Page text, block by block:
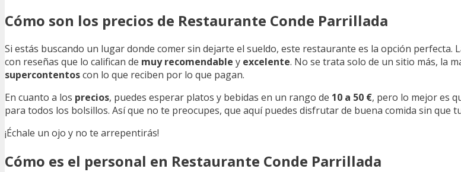
Cómo son los precios de Restaurante Conde Parrillada
Si estás buscando un lugar donde comer sin dejarte el sueldo, este restaurante es la opción perfecta.
con reseñas que lo califican de muy recomendable y excelente. No se trata solo de un sitio más, la
supercontentoscon lo que reciben por lo que pagan.
En cuanto a los precios, puedes esperar platos y bebidas en un rango de 10 a 50 €, pero lo mejor es
para todos los bolsillos. Así que no te preocupes, que aquí puedes disfrutar de buena comida sin que
¡Échale un ojo y no te arrepentirás!
Cómo es el personal en Restaurante Conde Parrillada